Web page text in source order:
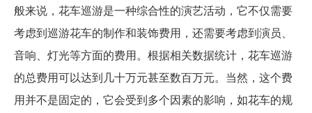
般来说，花车巡游是一种综合性的演艺活动，它不仅需要
考虑到巡游花车的制作和装饰费用，还需要考虑到演员、
音响、灯光等方面的费用。根据相关数据统计，花车巡游
的总费用可以达到几十万元甚至数百万元。当然，这个费
用并不是固定的，它会受到多个因素的影响，如花车的规